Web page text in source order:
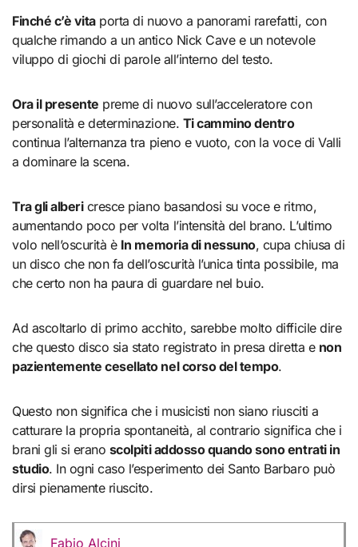
Finché c’è vitaporta di nuovo a panorami rarefatti, con
qualche rimando a un antico Nick Cave e un notevole
viluppo di giochi di parole all’interno del testo.
Ora il presente preme di nuovo sull’acceleratore con
personalità e determinazione. Ti cammino dentro
continua l’alternanza tra pieno e vuoto, con la voce di Valli
a dominare la scena.
Tra gli albericresce piano basandosi su voce e ritmo,
aumentando poco per volta l’intensità del brano. L’ultimo
volo nell’oscurità è In memoria di nessuno, cupa chiusa di
un disco che non fa dell’oscurità l’unica tinta possibile, ma
che certo non ha paura di guardare nel buio.
Ad ascoltarlo di primo acchito, sarebbe molto difficile dire
che questo disco sia stato registrato in presa diretta e non
pazientemente cesellato nel corso del tempo.
Questo non significa che i musicisti non siano riusciti a
catturare la propria spontaneità, al contrario significa che i
brani gli si erano scolpiti addosso quando sono entrati in
studio. In ogni caso l’esperimento dei Santo Barbaro può
dirsi pienamente riuscito.
Fabio Alcini